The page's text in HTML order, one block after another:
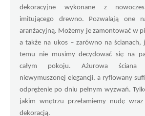
dekoracyjne wykonane z
imitującego drewno. Pozwalają one
aranżacyjną. Możemy je zamontować w
a także na ukos – zarówno na ścianach,
temu nie musimy decydować się na
całym pokoju. Ażurowa ściana
niewymuszonej elegancji, a ryflowany
odprężenie po dniu pełnym wyzwań.
jakim wnętrzu przełamiemy nudę
dekoracją.